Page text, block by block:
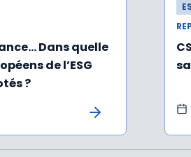
Dans quelle
de l’ESG
?